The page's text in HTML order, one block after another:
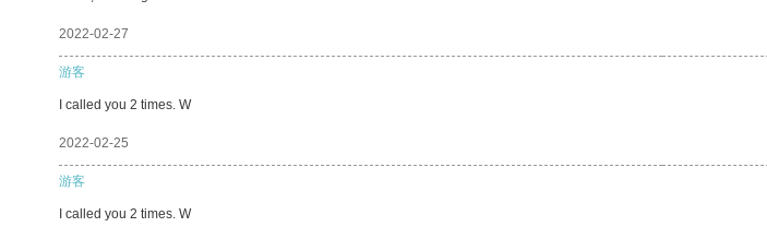
2022-02-27
游客
I called you 2 times. W
2022-02-25
游客
I called you 2 times. W